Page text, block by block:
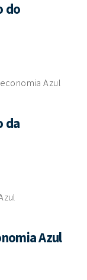
do
da
Azul